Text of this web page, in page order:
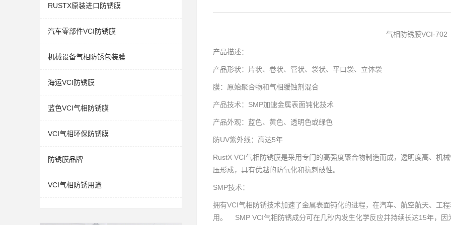
RUSTX原装进口防锈膜
汽车零部件VCI防锈膜
机械设备气相防锈包装膜
海运VCI防锈膜
蓝色VCI气相防锈膜
VCI气相环保防锈膜
防锈膜品牌
VCI气相防锈用途
气相防锈膜VCI-702
产品描述：
产品形状：片状、卷状、管状、袋状、平口袋、立体袋
膜：原始聚合物和气相缓蚀剂混合
产品技术：SMP加速金属表面钝化技术
产品外观：蓝色、黄色、透明色或绿色
防UV紫外线：高达5年
RustX VCI气相防锈膜是采用专门的高强度聚合物制造而成，透明度高、机
压形成，具有优越的防氧化和抗刺破性。
SMP技术：
拥有VCI气相防锈技术加速了金属表面钝化的进程，在汽车、航空航天、工
用。 SMP VCI气相防锈成分可在几秒内发生化学反应并持续长达15年，